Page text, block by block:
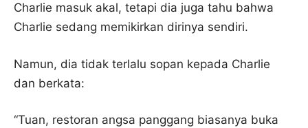
Charlie masuk akal, tetapi dia juga tahu bahwa
Charlie sedang memikirkan dirinya sendiri.
Namun, dia tidak terlalu sopan kepada Charlie
dan berkata:
“Tuan, restoran angsa panggang biasanya buka